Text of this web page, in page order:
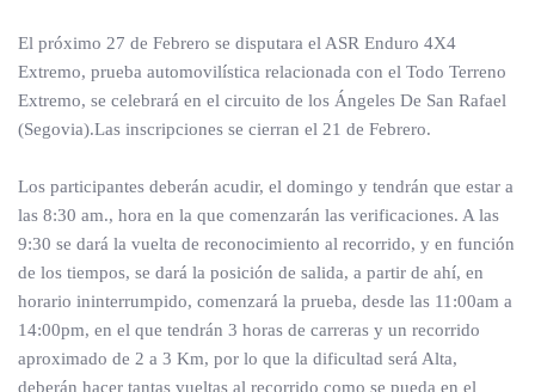
El próximo 27 de Febrero se disputara el ASR Enduro 4X4
Extremo, prueba automovilística relacionada con el Todo Terreno
Extremo, se celebrará en el circuito de los Ángeles De San Rafael
(Segovia).Las inscripciones se cierran el 21 de Febrero.
Los participantes deberán acudir, el domingo y tendrán que estar a
las 8:30 am., hora en la que comenzarán las verificaciones. A las
9:30 se dará la vuelta de reconocimiento al recorrido, y en función
de los tiempos, se dará la posición de salida, a partir de ahí, en
horario ininterrumpido, comenzará la prueba, desde las 11:00am a
14:00pm, en el que tendrán 3 horas de carreras y un recorrido
aproximado de 2 a 3 Km, por lo que la dificultad será Alta,
deberán hacer tantas vueltas al recorrido como se pueda en el